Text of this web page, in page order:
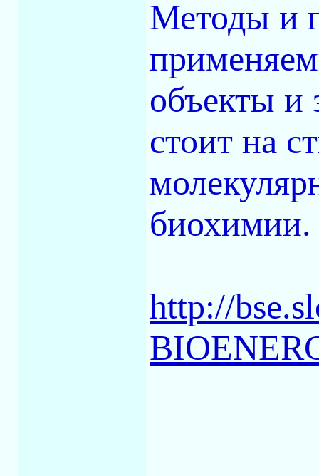
Методы и
объекты и
стоит на
биохимии.
http://